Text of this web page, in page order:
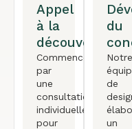
Appel
à la
découverte
Commencez
par
une
consultation
individuelle
pour
du
Notre
de
un